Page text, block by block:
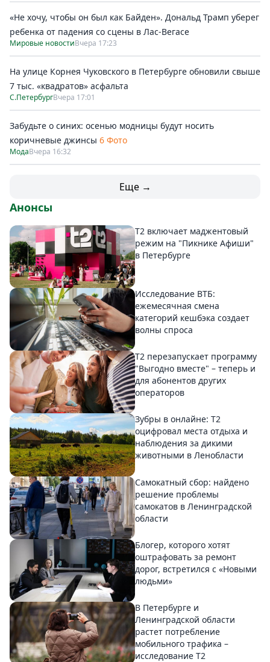
«Не хочу, чтобы он был как Байден». Дональд Трамп уберег
ребенка от падения со сцены в Лас-Вегасе
Мировые новостиВчера 17:23
На улице Корнея Чуковского в Петербурге обновили свыше
7 тыс. «квадратов» асфальта
С.ПетербургВчера 17:01
Забудьте о синих: осенью модницы будут носить
коричневые джинсы 6 Фото
МодаВчера 16:32
Еще →
Анонсы
Т2 включает маджентовый
режим на "Пикнике Афиши"
в Петербурге
Исследование ВТБ:
ежемесячная смена
категорий кешбэка создает
волны спроса
Т2 перезапускает программу
"Выгодно вместе" – теперь и
для абонентов других
операторов
Зубры в онлайне: Т2
оцифровал места отдыха и
наблюдения за дикими
животными в Ленобласти
Самокатный сбор: найдено
решение проблемы
самокатов в Ленинградской
области
Блогер, которого хотят
оштрафовать за ремонт
дорог, встретился с «Новыми
людьми»
В Петербурге и
Ленинградской области
растет потребление
мобильного трафика –
исследование T2